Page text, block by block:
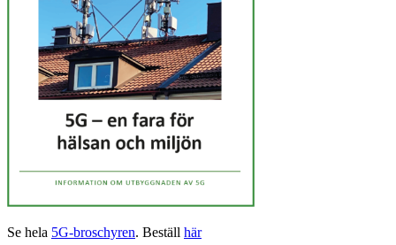
Se hela 5G-broschyren. Beställ här